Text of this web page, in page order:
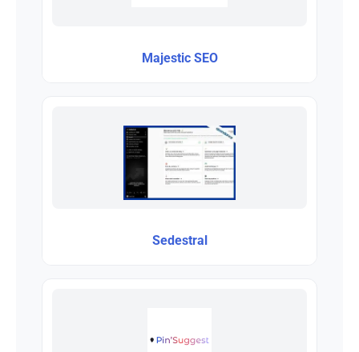
Majestic SEO
Sedestral